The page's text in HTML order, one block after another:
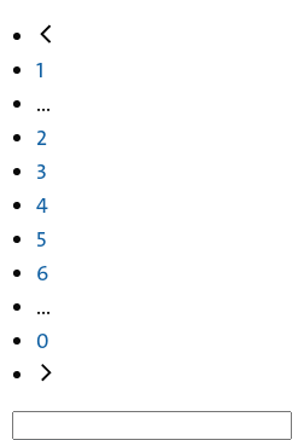
1
...
2
3
4
5
6
...
0